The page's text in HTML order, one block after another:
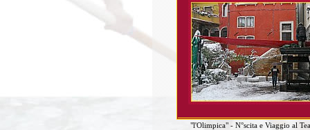
"l'Olimpica" - N°scita e Viaggio al